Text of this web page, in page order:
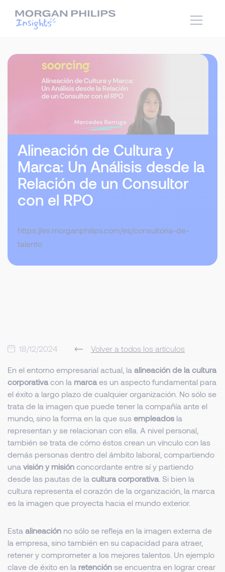
Alineación de Cultura y
Marca: Un Análisis desde la
Relación de un Consultor
con el RPO
https://es.morganphilips.com/es/consultoria-de-
talento
18/12/2024 Volver a todos los artículos
En el entorno empresarial actual, la alineación de la cultura
corporativa con la marca es un aspecto fundamental para
el éxito a largo plazo de cualquier organización. No sólo se
trata de la imagen que puede tener la compañía ante el
mundo, sino la forma en la que sus empleados la
representan y se relacionan con ella. A nivel personal,
también se trata de cómo éstos crean un vínculo con las
demás personas dentro del ámbito laboral, compartiendo
una visión y misión concordante entre sí y partiendo
desde las pautas de la cultura corporativa . Si bien la
cultura representa el corazón de la organización, la marca
es la imagen que proyecta hacia el mundo exterior.
Esta alineación no sólo se refleja en la imagen externa de
la empresa, sino también en su capacidad para atraer,
retener y comprometer a los mejores talentos. Un ejemplo
clave de éxito en la retención se encuentra en lograr crear